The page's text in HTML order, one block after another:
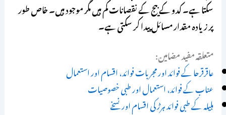
سکتا ہے۔ کدو کے بیج کے نقصانات کم ہیں مگر موجود ہیں۔ خاص طور
پر زیادہ مقدار مسائل پیدا کر سکتی ہے۔
متعلقہ مفید مضامین:
عاقرقرحا کے فوائد اور مجربات فوائد، اقسام اور استعمال
عناب کے فوائد، استعمال اور طبی خصوصیات
ہلیلہ کے طبی فوائد ہرڑ کی اقسام اور نسخے